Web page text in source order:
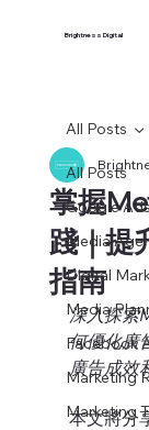
Brightness Digital
All Posts
Google
Media
Digital
Media
Facebook
Marketing
Marketing
All Posts
掌握
踐｜提
指南
深入探索
何優化廣
廣告成效
本文將分